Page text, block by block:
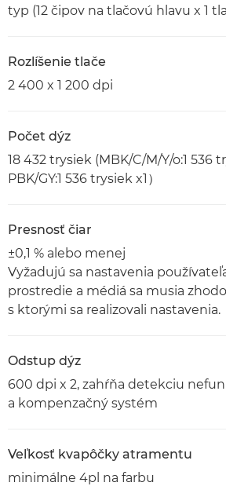
typ (12 čipov na tlačovú hlavu x 1
Rozlíšenie tlače
2 400 x 1 200 dpi
Počet dýz
18 432 trysiek (MBK/C/M/Y/o:1 536
PBK/GY:1 536 trysiek x1）
Presnosť čiar
±0,1 % alebo menej
Vyžadujú sa nastavenia
prostredie a médiá sa musia
s ktorými sa realizovali nastavenia.
Odstup dýz
600 dpi x 2, zahŕňa detekciu
a kompenzačný systém
Veľkosť kvapôčky atramentu
minimálne 4pl na farbu